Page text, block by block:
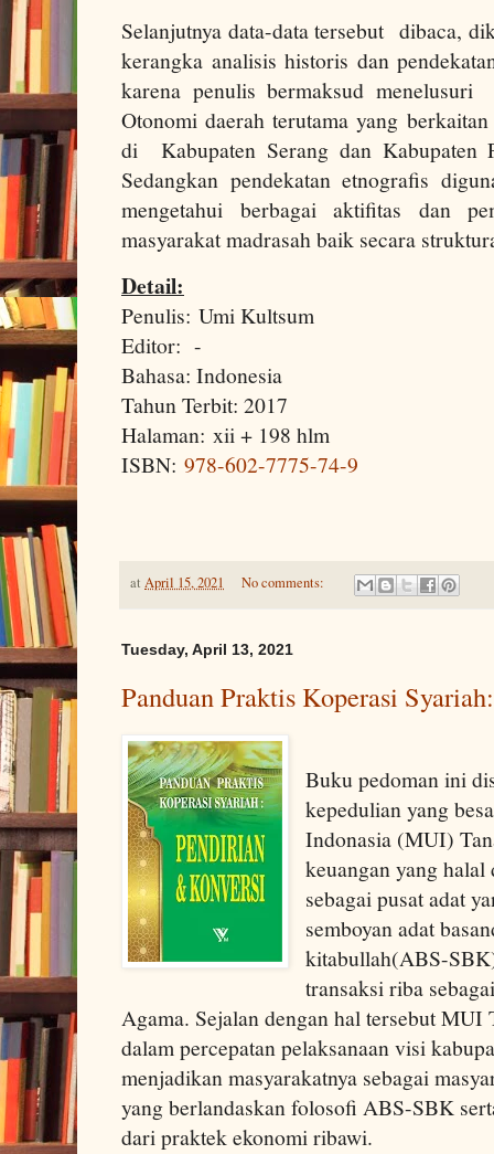
Selanjutnya data-data tersebut dibaca,
kerangka analisis historis dan
karena penulis bermaksud menelusuri
Otonomi daerah terutama yang
di Kabupaten Serang dan Kabupaten
Sedangkan pendekatan etnografis
mengetahui berbagai aktifitas dan
masyarakat madrasah baik secara
Detail:
Penulis: Umi Kultsum
Editor: -
Bahasa: Indonesia
Tahun Terbit: 2017
Halaman: xii + 198 hlm
ISBN: 978-602-7775-74-9
at April 15, 2021 No comments:
Tuesday, April 13, 2021
Panduan Praktis Koperasi
Buku pedoman ini
kepedulian yang
Indonasia (MUI)
keuangan yang
sebagai pusat adat
semboyan adat
kitabullah(ABS-
transaksi riba
Agama. Sejalan dengan hal tersebut MUI
dalam percepatan pelaksanaan visi
menjadikan masyarakatnya sebagai
yang berlandaskan folosofi ABS-SBK
dari praktek ekonomi ribawi.